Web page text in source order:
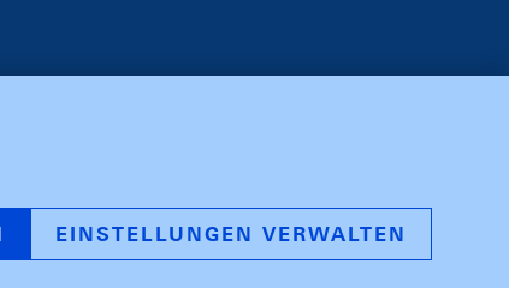
EINSTELLUNGEN VERWALTEN